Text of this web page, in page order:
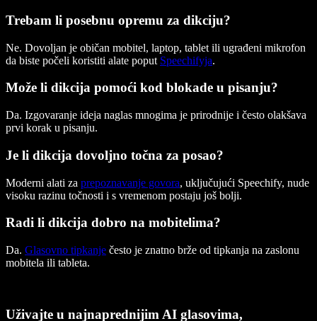
Trebam li posebnu opremu za dikciju?
Ne. Dovoljan je običan mobitel, laptop, tablet ili ugrađeni mikrofon
da biste počeli koristiti alate poput Speechifyja.
Može li dikcija pomoći kod blokade u pisanju?
Da. Izgovaranje ideja naglas mnogima je prirodnije i često olakšava
prvi korak u pisanju.
Je li dikcija dovoljno točna za posao?
Moderni alati za prepoznavanje govora, uključujući Speechify, nude
visoku razinu točnosti i s vremenom postaju još bolji.
Radi li dikcija dobro na mobitelima?
Da. Glasovno tipkanje često je znatno brže od tipkanja na zaslonu
mobitela ili tableta.
Uživajte u najnaprednijim AI glasovima,